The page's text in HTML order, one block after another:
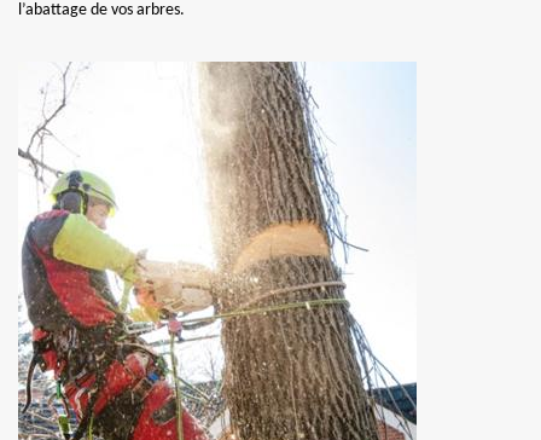
l’abattage de vos arbres.